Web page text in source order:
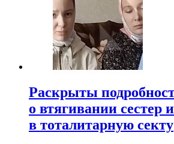
Раскрыты
о втягивании сестер
в тоталитарную секту